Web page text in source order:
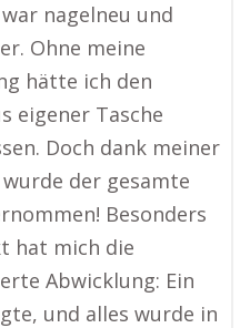
nagelneu und
Ohne meine
hätte ich den
eigener Tasche
Doch dank meiner
der gesamte
Besonders
hat mich die
Abwicklung: Ein
und alles wurde in